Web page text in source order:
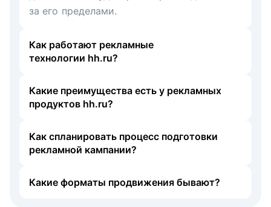
за его пределами.
Как работают рекламные
технологии hh.ru?
Какие преимущества есть у рекламных
продуктов hh.ru?
Как спланировать процесс подготовки
рекламной кампании?
Какие форматы продвижения бывают?